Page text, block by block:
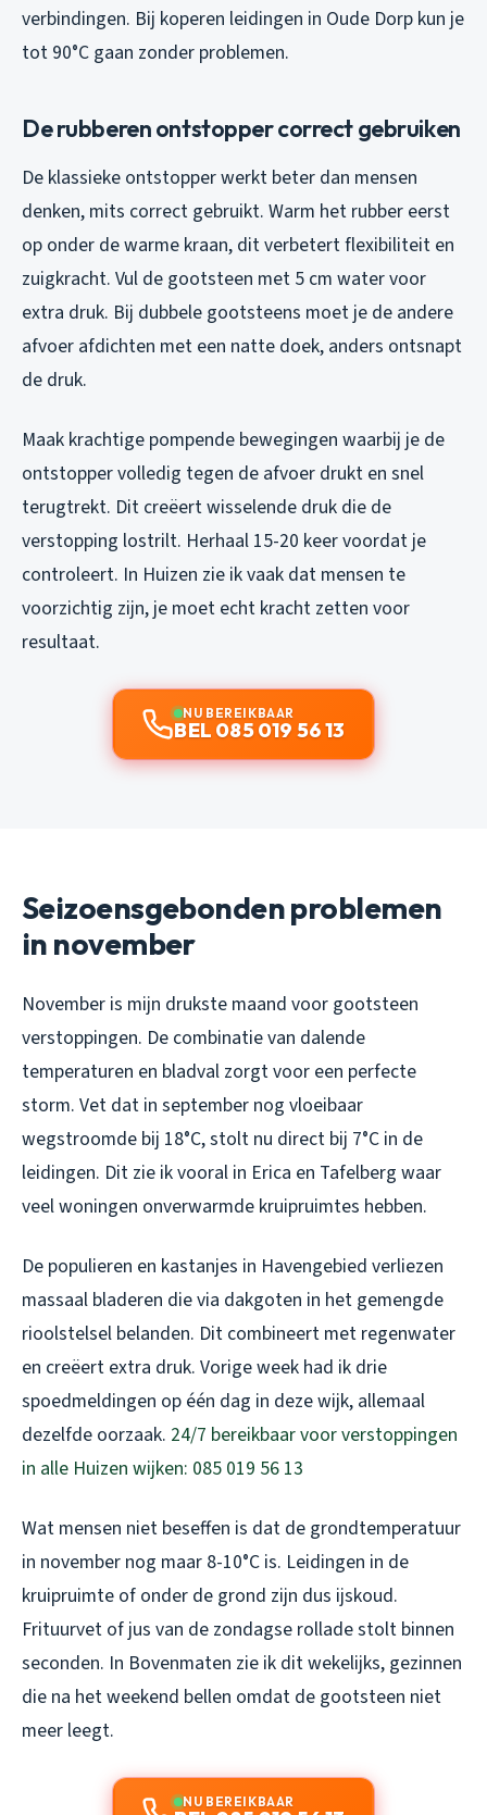
verbindingen. Bij koperen leidingen in Oude Dorp kun je
tot 90°C gaan zonder problemen.
De rubberen ontstopper correct gebruiken
De klassieke ontstopper werkt beter dan mensen
denken, mits correct gebruikt. Warm het rubber eerst
op onder de warme kraan, dit verbetert flexibiliteit en
zuigkracht. Vul de gootsteen met 5 cm water voor
extra druk. Bij dubbele gootsteens moet je de andere
afvoer afdichten met een natte doek, anders ontsnapt
de druk.
Maak krachtige pompende bewegingen waarbij je de
ontstopper volledig tegen de afvoer drukt en snel
terugtrekt. Dit creëert wisselende druk die de
verstopping lostrilt. Herhaal 15-20 keer voordat je
controleert. In Huizen zie ik vaak dat mensen te
voorzichtig zijn, je moet echt kracht zetten voor
resultaat.
NU BEREIKBAAR
BEL 085 019 56 13
Seizoensgebonden problemen
in november
November is mijn drukste maand voor gootsteen
verstoppingen. De combinatie van dalende
temperaturen en bladval zorgt voor een perfecte
storm. Vet dat in september nog vloeibaar
wegstroomde bij 18°C, stolt nu direct bij 7°C in de
leidingen. Dit zie ik vooral in Erica en Tafelberg waar
veel woningen onverwarmde kruipruimtes hebben.
De populieren en kastanjes in Havengebied verliezen
massaal bladeren die via dakgoten in het gemengde
rioolstelsel belanden. Dit combineert met regenwater
en creëert extra druk. Vorige week had ik drie
spoedmeldingen op één dag in deze wijk, allemaal
dezelfde oorzaak. 24/7 bereikbaar voor verstoppingen
in alle Huizen wijken: 085 019 56 13
Wat mensen niet beseffen is dat de grondtemperatuur
in november nog maar 8-10°C is. Leidingen in de
kruipruimte of onder de grond zijn dus ijskoud.
Frituurvet of jus van de zondagse rollade stolt binnen
seconden. In Bovenmaten zie ik dit wekelijks, gezinnen
die na het weekend bellen omdat de gootsteen niet
meer leegt.
NU BEREIKBAAR